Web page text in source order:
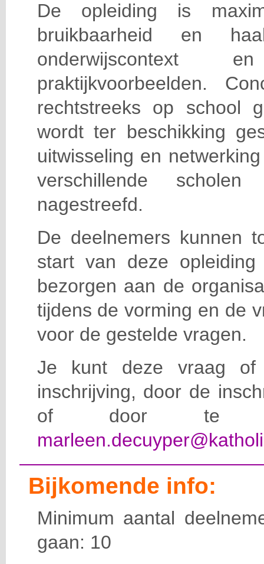
De opleiding is
bruikbaarheid en
praktijkvoorbeelden.
rechtstreeks op school
wordt ter beschikking
uitwisseling en
verschillende scholen
nagestreefd.
De deelnemers kunnen
start van deze
bezorgen aan de
tijdens de vorming en de
voor de gestelde vragen.
Je kunt deze vraag of
inschrijving, door de
of door te e-
Bijkomende info:
Minimum aantal
gaan: 10